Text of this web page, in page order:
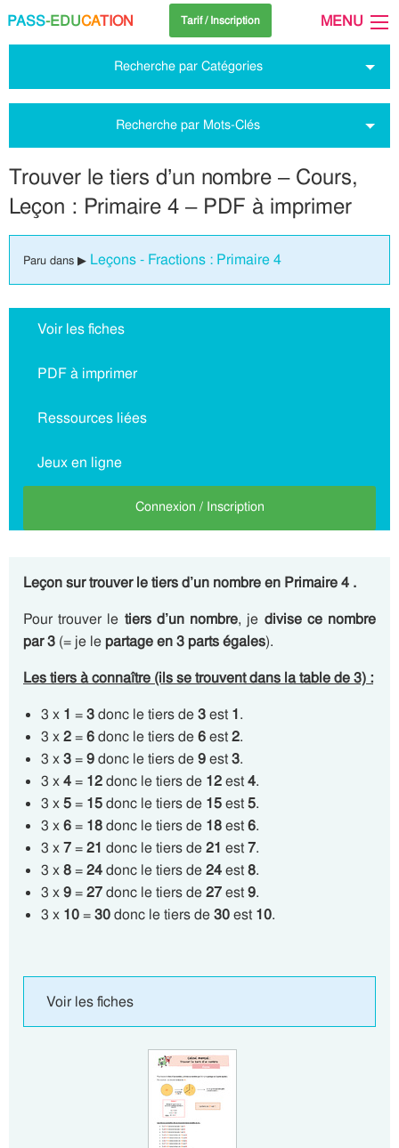
PASS-EDUCATION Tarif / Inscription MENU
Recherche par Catégories
Recherche par Mots-Clés
Trouver le tiers d’un nombre – Cours,
Leçon : Primaire 4 – PDF à imprimer
Paru dans ▶ Leçons - Fractions : Primaire 4
Voir les fiches
PDF à imprimer
Ressources liées
Jeux en ligne
Connexion / Inscription
Leçon sur trouver le tiers d’un nombre en Primaire 4 .
Pour trouver le tiers d’un nombre, je divise ce nombre
par 3 (= je lepartage en 3 parts égales).
Les tiers à connaître (ils se trouvent dans la table de 3) :
3 x 1 =3donc le tiers de3est 1.
3 x2=6donc le tiers de6est2.
3 x3=9donc le tiers de9est3.
3 x4= 12donc le tiers de 12est4.
3 x5= 15donc le tiers de 15est5.
3 x6= 18donc le tiers de 18est6.
3 x7=21 donc le tiers de21 est7.
3 x8=24donc le tiers de24est8.
3 x9=27donc le tiers de27est9.
3 x 10=30donc le tiers de30est 10.
Voir les fiches